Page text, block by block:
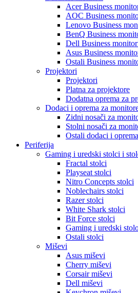
Acer Business
AOC Business
Lenovo Business
BenQ Business
Dell Business
Asus Business
Ostali Business
Projektori
Projektori
Platna za projektore
Dodatna oprema za
Dodaci i oprema za
Zidni nosači za
Stolni nosači za
Ostali dodaci i
Periferija
Gaming i uredski stolci i
Fractal stolci
Playseat stolci
Nitro Concepts stolci
Noblechairs stolci
Razer stolci
White Shark stolci
Bit Force stolci
Gaming i uredski
Ostali stolci
Miševi
Asus miševi
Cherry miševi
Corsair miševi
Dell miševi